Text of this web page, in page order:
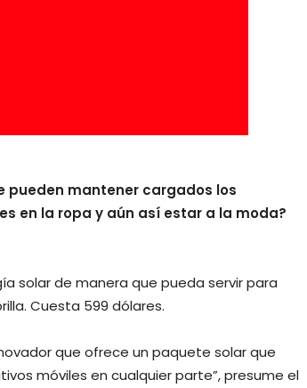
pueden mantener cargados los
en la ropa y aún así estar a la moda?
solar de manera que pueda servir para
Cuesta 599 dólares.
que ofrece un paquete solar que
móviles en cualquier parte”, presume el